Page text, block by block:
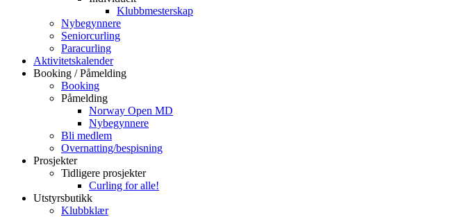
Klubbmesterskap
Nybegynnere
Seniorcurling
Paracurling
Aktivitetskalender
Booking / Påmelding
Booking
Påmelding
Norway Open MD
Nybegynnere
Bli medlem
Overnatting/bespisning
Prosjekter
Tidligere prosjekter
Curling for alle!
Utstyrsbutikk
Klubbklær